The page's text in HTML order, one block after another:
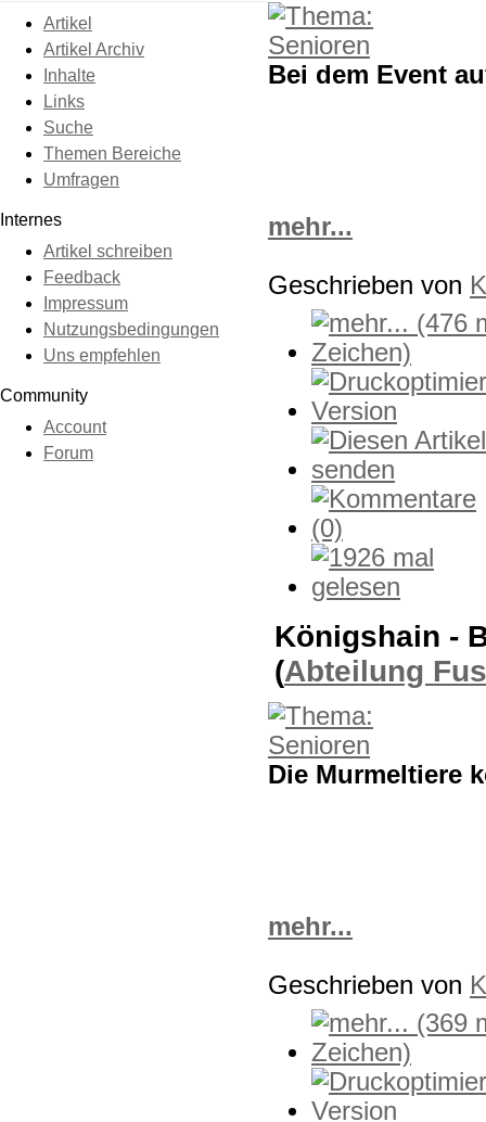
Artikel
Artikel Archiv
Inhalte
Links
Suche
Themen Bereiche
Umfragen
Internes
Artikel schreiben
Feedback
Impressum
Nutzungsbedingungen
Uns empfehlen
Community
Account
Forum
Bei dem Event
mehr...
Geschrieben von
Königshain -
(Abteilung
Die Murmeltiere
mehr...
Geschrieben von